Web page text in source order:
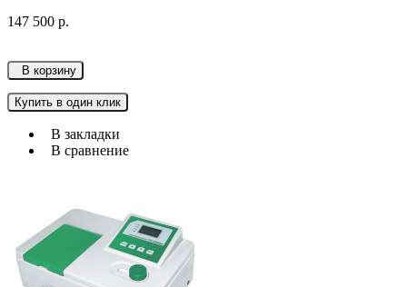
147 500 р.
В корзину
Купить в один клик
В закладки
В сравнение